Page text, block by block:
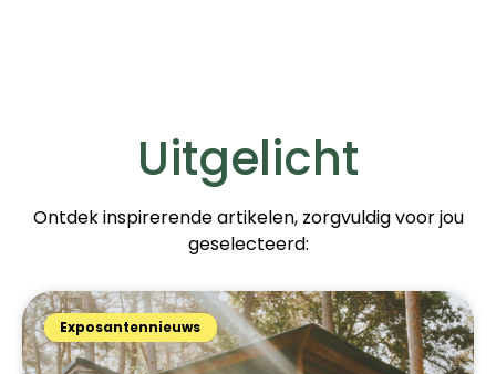
Uitgelicht
Ontdek inspirerende artikelen, zorgvuldig voor jou
geselecteerd:
Exposantennieuws